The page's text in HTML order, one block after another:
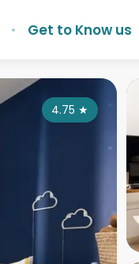
Get to Know us
4.75 ★